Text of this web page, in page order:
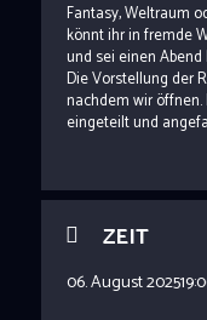
Fantasy, Weltraum
könnt ihr in fremde
und sei einen
Die Vorstellung der
nachdem wir
eingeteilt und
ZEIT
06. August 2025